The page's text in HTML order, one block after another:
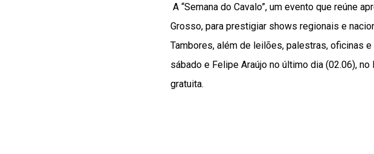
A “Semana do Cavalo”, um evento que reúne
Grosso, para prestigiar shows regionais e
Tambores, além de leilões, palestras, oficinas
sábado e Felipe Araújo no último dia (02.06),
gratuita.